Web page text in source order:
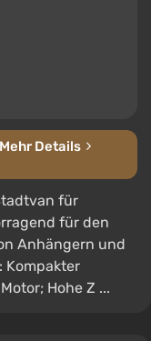
Mehr Details
für
für den
Anhängern und
Kompakter
Hohe Z ...